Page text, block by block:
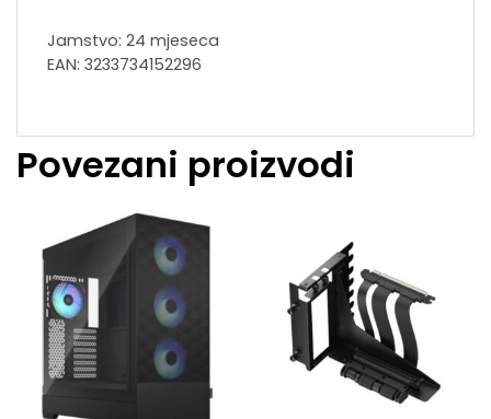
Jamstvo: 24 mjeseca
EAN: 3233734152296
Povezani proizvodi